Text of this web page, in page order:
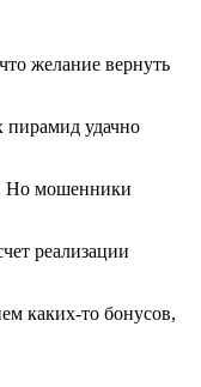
желание вернуть
пирамид удачно
Но мошенники
реализации
каких-то бонусов,